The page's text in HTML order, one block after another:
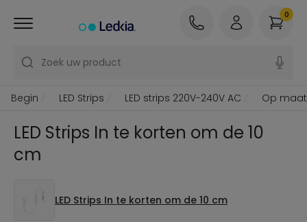
Zoek uw product
0
Begin LED Strips LED strips 220V-240V AC Op maat
LED Strips In te korten om de 10
cm
LED Strips In te korten om de 10 cm